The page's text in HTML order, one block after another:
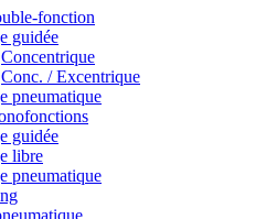
fonction
guidée
Concentrique
Conc. / Excentrique
pneumatique
guidée
libre
pneumatique